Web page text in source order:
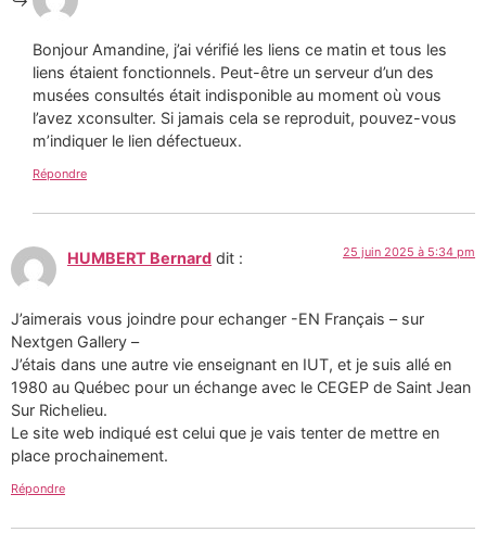
Bonjour Amandine, j’ai vérifié les liens ce matin et tous les
liens étaient fonctionnels. Peut-être un serveur d’un des
musées consultés était indisponible au moment où vous
l’avez xconsulter. Si jamais cela se reproduit, pouvez-vous
m’indiquer le lien défectueux.
Répondre
HUMBERT Bernard dit : 25 juin 2025 à 5:34 pm
J’aimerais vous joindre pour echanger -EN Français – sur
Nextgen Gallery –
J’étais dans une autre vie enseignant en IUT, et je suis allé en
1980 au Québec pour un échange avec le CEGEP de Saint Jean
Sur Richelieu.
Le site web indiqué est celui que je vais tenter de mettre en
place prochainement.
Répondre